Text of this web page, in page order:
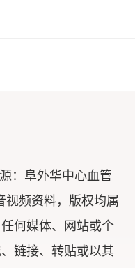
：阜外华中心血管
视频资料，版权均属
何媒体、网站或个
链接、转贴或以其